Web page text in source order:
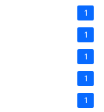
1
1
1
1
1